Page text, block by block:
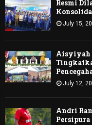
Resmi
July 15,
Aisyiyah
July 12,
Andri